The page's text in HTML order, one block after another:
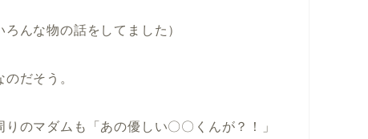
んな物の話をしてました）
だそう。
のマダムも「あの優しい〇〇くんが？！」